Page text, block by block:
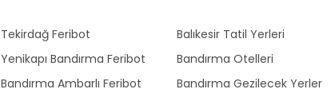
Tekirdağ Feribot
Yenikapı Bandırma Feribot
Bandırma Ambarlı Feribot
Balıkesir Tatil Yerleri
Bandırma Otelleri
Bandırma Gezilecek Yerler